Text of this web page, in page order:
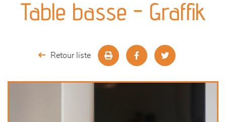
séjours
chambres et dressing
Table basse - Graffik
Retour liste